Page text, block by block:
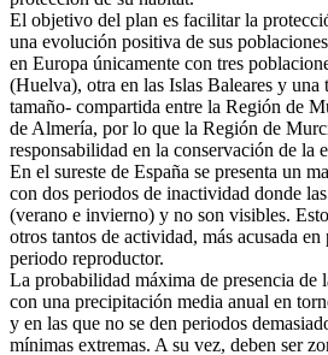
El objetivo del plan es facilitar la
una evolución positiva de sus
en Europa únicamente con tres
(Huelva), otra en las Islas Baleares y una
tamaño- compartida entre la Región de
de Almería, por lo que la Región de
responsabilidad en la conservación de la
En el sureste de España se presenta un
con dos periodos de inactividad donde
(verano e invierno) y no son visibles.
otros tantos de actividad, más acusada en
periodo reproductor.
La probabilidad máxima de presencia de
con una precipitación media anual en
y en las que no se den periodos
mínimas extremas. A su vez, deben ser